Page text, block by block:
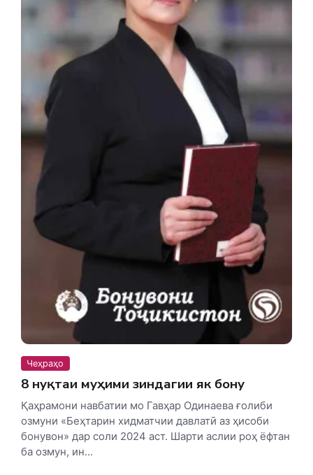
Чеҳраҳо
8 нуқтаи муҳими зиндагии як бону
Қаҳрамони навбатии мо Гавҳар Одинаева ғолиби
озмуни «Беҳтарин хидматчии давлатӣ аз ҳисоби
бонувон» дар соли 2024 аст. Шарти аслии роҳ ёфтан
ба озмун, ин...